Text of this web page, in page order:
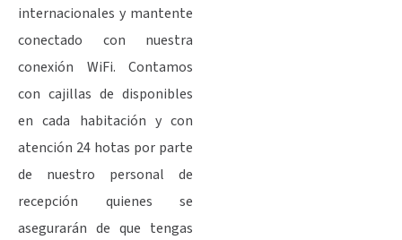
internacionales y mantente
conectado con nuestra
conexión WiFi. Contamos
con cajillas de disponibles
en cada habitación y con
atención 24 hotas por parte
de nuestro personal de
recepción quienes se
asegurarán de que tengas